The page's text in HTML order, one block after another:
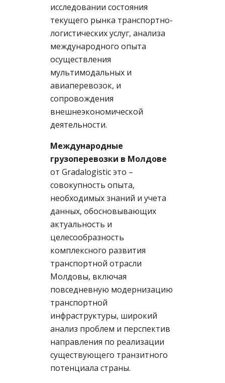
исследовании состояния
текущего рынка транспортно-
логистических услуг, анализа
международного опыта
осуществления
мультимодальных и
авиаперевозок, и
сопровождения
внешнеэкономической
деятельности.
Международные
грузоперевозки в Молдове
от Gradalogistic это –
совокупность опыта,
необходимых знаний и учета
данных, обосновывающих
актуальность и
целесообразность
комплексного развития
транспортной отрасли
Молдовы, включая
повседневную модернизацию
транспортной
инфраструктуры, широкий
анализ проблем и перспектив
направления по реализации
существующего транзитного
потенциала страны.